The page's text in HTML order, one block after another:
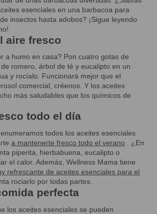
correo
electrónico
esenciales en una barbacoa para
insectos hasta adobos? ¡Sigue leyendo
aire fresco
a humo en casa? Pon cuatro gotas de
romero, árbol de té y eucalipto en un
y rocíalo. Funcionará mejor que el
comercial, créenos. Y los aceites
más saludables que los químicos de
todo el día
todos los aceites esenciales
a mantenerte fresco todo el verano . ¿En
piperita, hierbabuena, eucalipto o
el calor. Además, Wellness Mama tiene
refrescante de aceites esenciales para el
rociarlo por todas partes.
perfecta
los aceites esenciales se pueden